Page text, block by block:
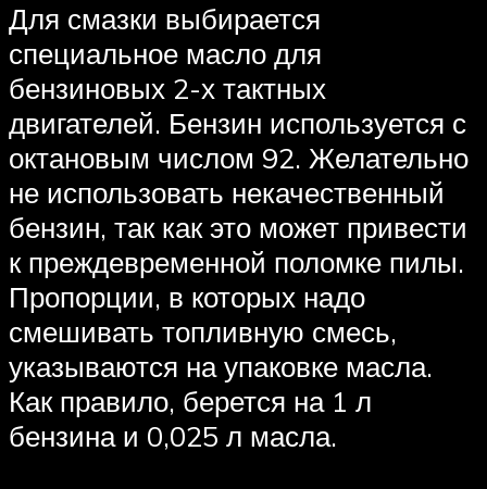
Для смазки выбирается
специальное масло для
бензиновых 2-х тактных
двигателей. Бензин используется с
октановым числом 92. Желательно
не использовать некачественный
бензин, так как это может привести
к преждевременной поломке пилы.
Пропорции, в которых надо
смешивать топливную смесь,
указываются на упаковке масла.
Как правило, берется на 1 л
бензина и 0,025 л масла.